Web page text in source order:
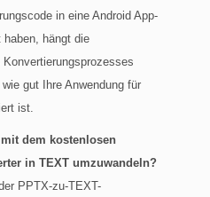
in eine Android App-
haben, hängt die
gut Ihre Anwendung für
ist.
dem kostenlosen
in TEXT umzuwandeln?
PPTX-zu-TEXT-